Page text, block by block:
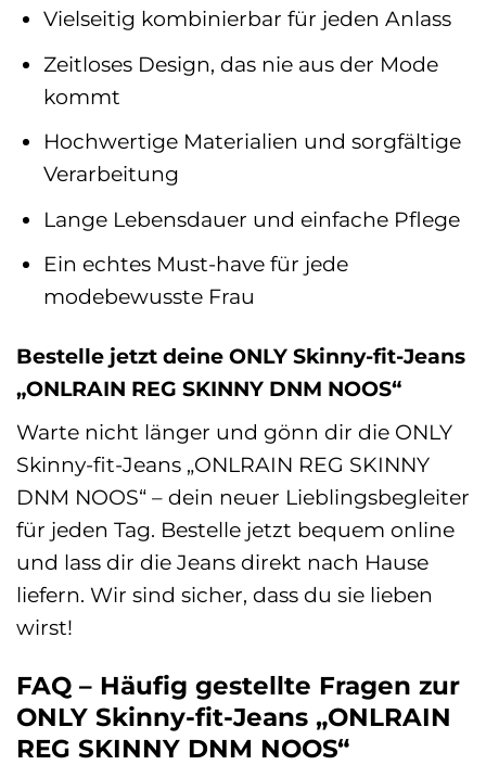
Vielseitig kombinierbar für jeden Anlass
Zeitloses Design, das nie aus der Mode
kommt
Hochwertige Materialien und sorgfältige
Verarbeitung
Lange Lebensdauer und einfache Pflege
Ein echtes Must-have für jede
modebewusste Frau
Bestelle jetzt deine ONLY Skinny-fit-Jeans
„ONLRAIN REG SKINNY DNM NOOS“
Warte nicht länger und gönn dir die ONLY
Skinny-fit-Jeans „ONLRAIN REG SKINNY
DNM NOOS“ – dein neuer Lieblingsbegleiter
für jeden Tag. Bestelle jetzt bequem online
und lass dir die Jeans direkt nach Hause
liefern. Wir sind sicher, dass du sie lieben
wirst!
FAQ – Häufig gestellte Fragen zur
ONLY Skinny-fit-Jeans „ONLRAIN
REG SKINNY DNM NOOS“